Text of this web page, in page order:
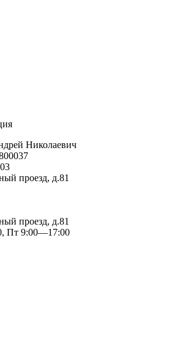
Николаевич
проезд, д.81
проезд, д.81
Пт 9:00—17:00